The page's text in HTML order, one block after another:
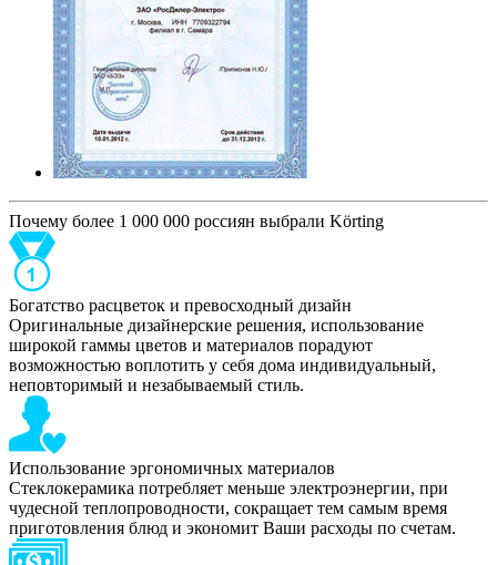
Почему более 1 000 000 россиян выбрали Körting
Богатство расцветок и превосходный дизайн
Оригинальные дизайнерские решения, использование
широкой гаммы цветов и материалов порадуют
возможностью воплотить у себя дома индивидуальный,
неповторимый и незабываемый стиль.
Использование эргономичных материалов
Стеклокерамика потребляет меньше электроэнергии, при
чудесной теплопроводности, сокращает тем самым время
приготовления блюд и экономит Ваши расходы по счетам.